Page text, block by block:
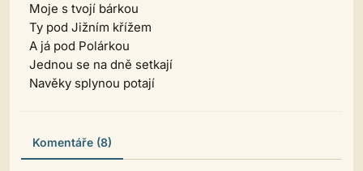
Moje s tvojí bárkou
Ty pod Jižním křížem
A já pod Polárkou
Jednou se na dně setkají
Navěky splynou potají
Komentáře (8)